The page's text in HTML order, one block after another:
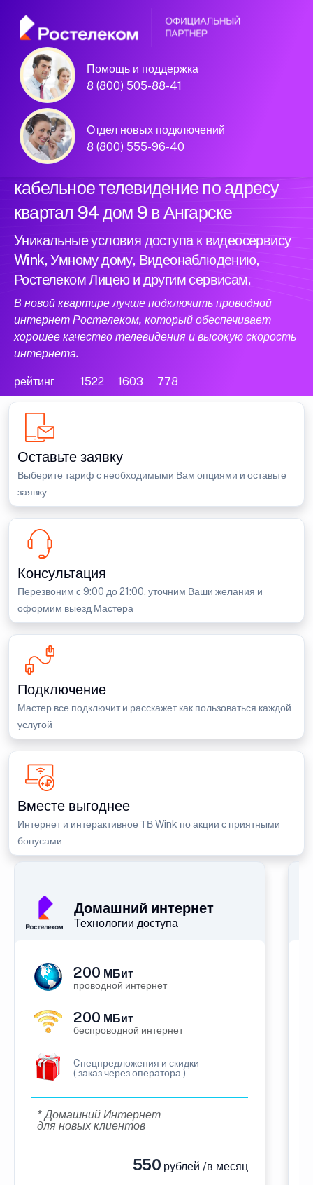
Помощь и поддержка
8 (800) 505-88-41
Отдел новых подключений
8 (800) 555-96-40
Официальный
партнер Ростелеком
Подключили новый интернет и
кабельное телевидение по адресу
квартал 94 дом 9 в Ангарске
Уникальные условия доступа к видеосервису
Wink, Умному дому, Видеонаблюдению,
Ростелеком Лицею и другим сервисам.
В новой квартире лучше подключить проводной
интернет Ростелеком, который обеспечивает
хорошее качество телевидения и высокую скорость
интернета.
рейтинг 1522 1603 778
Оставьте заявку
Выберите тариф с необходимыми Вам опциями и оставьте
заявку
Консультация
Перезвоним с 9:00 до 21:00, уточним Ваши желания и
оформим выезд Мастера
Подключение
Мастер все подключит и расскажет как пользоваться каждой
услугой
Вместе выгоднее
Интернет и интерактивное ТВ Wink по акции с приятными
бонусами
Домашний интернет
Технологии доступа
200 МБит
проводной интернет
200 МБит
беспроводной интернет
Cпецпредложения и скидки
( заказ через оператора )
* Домашний Интернет
для новых клиентов
550 рублей /в месяц